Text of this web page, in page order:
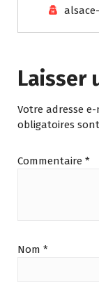
Laisser
Votre adresse
obligatoires
Commentaire *
Nom *